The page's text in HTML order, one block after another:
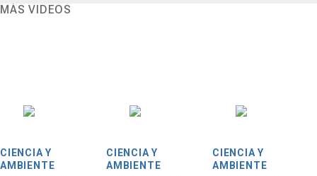
MÁS VIDEOS
CIENCIA Y
AMBIENTE
CIENCIA Y
AMBIENTE
CIENCIA Y
AMBIENTE